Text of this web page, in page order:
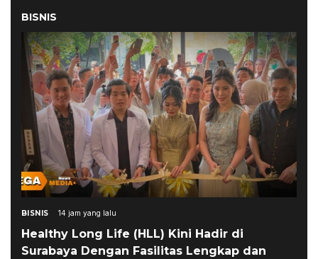
BISNIS
BISNIS 14 jam yang lalu
Healthy Long Life (HLL) Kini Hadir di
Surabaya Dengan Fasilitas Lengkap dan